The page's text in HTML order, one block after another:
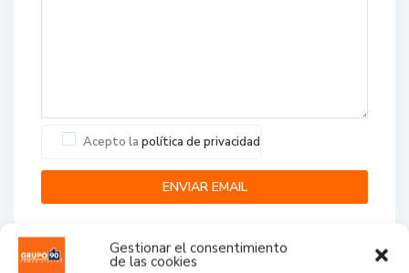
Gestionar el consentimiento
de las cookies
Acepto la política de privacidad